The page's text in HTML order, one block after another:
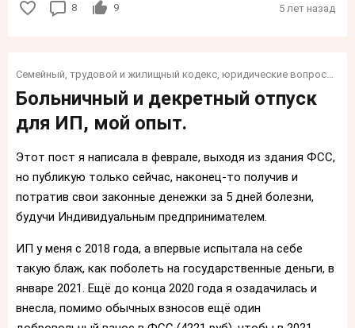
8 9 5 лет назад
Семейный, трудовой и жилищный кодекс, юридические вопросы, налоги, социалка, финансы, пособия и тп.
Больничный и декретный отпуск
для ИП, мой опыт.
Этот пост я написала в феврале, выходя из здания ФСС,
но публикую только сейчас, наконец-то получив и
потратив свои законные денежки за 5 дней болезни,
будучи Индивидуальным предпринимателем.
ИП у меня с 2018 года, а впервые испытала на себе
такую блаж, как поболеть на государственные деньги, в
январе 2021. Ещё до конца 2020 года я озадачилась и
внесла, помимо обычных взносов ещё один